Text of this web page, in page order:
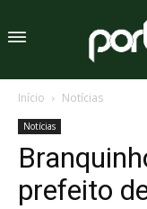
Início Notícias
Notícias
prefeito